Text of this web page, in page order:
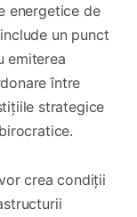
energetice de
un punct
emiterea
între
strategice
crea condiții